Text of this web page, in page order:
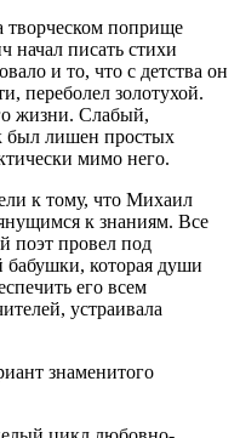
творческом поприще
начал писать стихи
и то, что с детства он
переболел золотухой.
жизни. Слабый,
был лишен простых
мимо него.
к тому, что Михаил
к знаниям. Все
поэт провел под
бабушки, которая души
его всем
устраивала
знаменитого